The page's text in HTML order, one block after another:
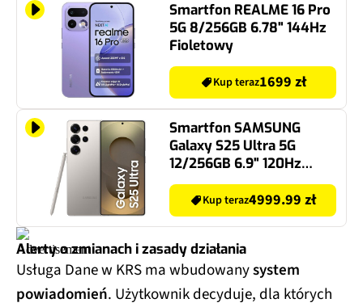
Smartfon REALME 16 Pro
5G 8/256GB 6.78" 144Hz
Fioletowy
Kup teraz1699 zł
Smartfon SAMSUNG
Galaxy S25 Ultra 5G
12/256GB 6.9" 120Hz
Szary SM-S938
Kup teraz4999.99 zł
Alerty o zmianach i zasady działania
Usługa Dane w KRS ma wbudowanysystem
powiadomień. Użytkownik decyduje, dla których